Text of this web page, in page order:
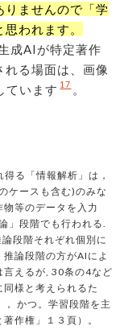
りませんので「学
われます。
成AIが特定著作
る場面は、画像
ています 17 。
る「情報解析」は，
ケースも含む)のみな
等のデータを入力
」段階でも行われる.
段階それぞれ個別に
論段階の方がAIによ
言えるが, 30条の4など
様と考えられるた
かつ。学習段階を主
作権」１３頁）。